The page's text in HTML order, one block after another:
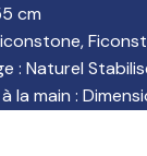
cm
,
: Naturel
la main :